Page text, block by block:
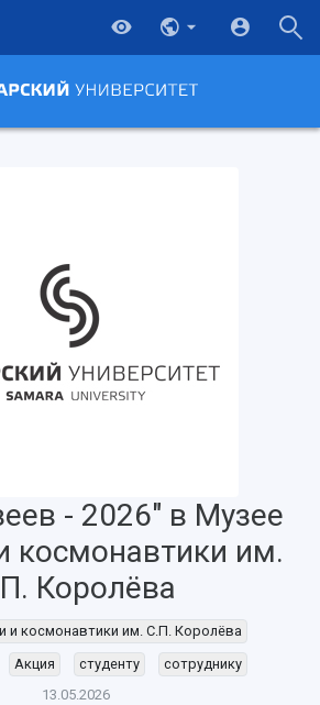
Самарский университет?
деятельность
направления
- 2026" в Музее
космонавтики им.
Королёва
и космонавтики им. С.П. Королёва
Акция студенту
сотруднику
13.05.2026